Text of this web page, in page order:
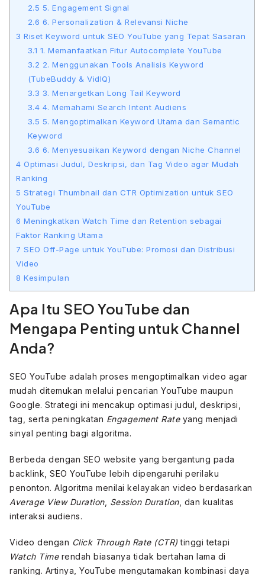
2.5 5. Engagement Signal
2.6 6. Personalization & Relevansi Niche
3 Riset Keyword untuk SEO YouTube yang Tepat Sasaran
3.1 1. Memanfaatkan Fitur Autocomplete YouTube
3.2 2. Menggunakan Tools Analisis Keyword
(TubeBuddy & VidIQ)
3.3 3. Menargetkan Long Tail Keyword
3.4 4. Memahami Search Intent Audiens
3.5 5. Mengoptimalkan Keyword Utama dan Semantic
Keyword
3.6 6. Menyesuaikan Keyword dengan Niche Channel
4 Optimasi Judul, Deskripsi, dan Tag Video agar Mudah
Ranking
5 Strategi Thumbnail dan CTR Optimization untuk SEO
YouTube
6 Meningkatkan Watch Time dan Retention sebagai
Faktor Ranking Utama
7 SEO Off-Page untuk YouTube: Promosi dan Distribusi
Video
8 Kesimpulan
Apa Itu SEO YouTube dan
Mengapa Penting untuk Channel
Anda?
SEO YouTube adalah proses mengoptimalkan video agar
mudah ditemukan melalui pencarian YouTube maupun
Google. Strategi ini mencakup optimasi judul, deskripsi,
tag, serta peningkatan Engagement Rateyang menjadi
sinyal penting bagi algoritma.
Berbeda dengan SEO website yang bergantung pada
backlink, SEO YouTube lebih dipengaruhi perilaku
penonton. Algoritma menilai kelayakan video berdasarkan
Average View Duration, Session Duration, dan kualitas
interaksi audiens.
Video dengan Click Through Rate (CTR) tinggi tetapi
Watch Timerendah biasanya tidak bertahan lama di
ranking. Artinya, YouTube mengutamakan kombinasi daya